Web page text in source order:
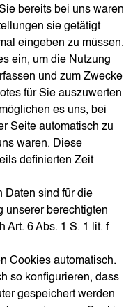
bereits bei uns waren
sie getätigt
eingeben zu müssen.
ein, um die Nutzung
und zum Zwecke
für Sie auszuwerten
es uns, bei
Seite automatisch zu
waren. Diese
definierten Zeit
Daten sind für die
unserer berechtigten
Art. 6 Abs. 1 S. 1 lit. f
Cookies automatisch.
so konfigurieren, dass
gespeichert werden